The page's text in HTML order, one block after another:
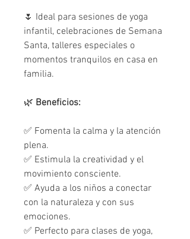
🌷 Ideal para sesiones de yoga
infantil, celebraciones de Semana
Santa, talleres especiales o
momentos tranquilos en casa en
familia.
🌿 Beneficios:
✅ Fomenta la calma y la atención
plena.
✅ Estimula la creatividad y el
movimiento consciente.
✅ Ayuda a los niños a conectar
con la naturaleza y con sus
emociones.
✅ Perfecto para clases de yoga,